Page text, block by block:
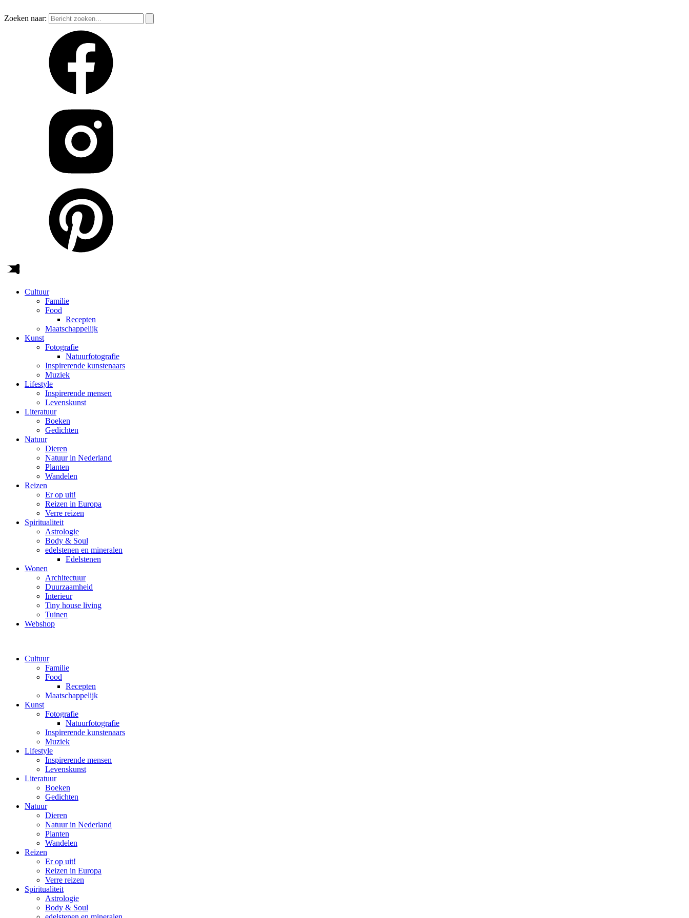
Zoeken naar:
Cultuur
Familie
Food
Recepten
Maatschappelijk
Kunst
Fotografie
Natuurfotografie
Inspirerende kunstenaars
Muziek
Lifestyle
Inspirerende mensen
Levenskunst
Literatuur
Boeken
Gedichten
Natuur
Dieren
Natuur in Nederland
Planten
Wandelen
Reizen
Er op uit!
Reizen in Europa
Verre reizen
Spiritualiteit
Astrologie
Body & Soul
edelstenen en mineralen
Edelstenen
Wonen
Architectuur
Duurzaamheid
Interieur
Tiny house living
Tuinen
Webshop
Cultuur
Familie
Food
Recepten
Maatschappelijk
Kunst
Fotografie
Natuurfotografie
Inspirerende kunstenaars
Muziek
Lifestyle
Inspirerende mensen
Levenskunst
Literatuur
Boeken
Gedichten
Natuur
Dieren
Natuur in Nederland
Planten
Wandelen
Reizen
Er op uit!
Reizen in Europa
Verre reizen
Spiritualiteit
Astrologie
Body & Soul